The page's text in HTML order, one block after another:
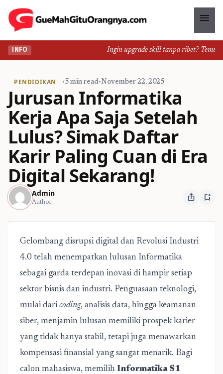
menu
INFO Ingin upgrade skill tanpa ribet?
PENDIDIKAN •5 min read•November 22, 2025
Jurusan Informatika
Kerja Apa Saja Setelah
Lulus? Simak Daftar
Karir Paling Cuan di Era
Digital Sekarang!
Admin
Author ios_share bookmark_add
Gelombang disrupsi digital dan Revolusi Industri
4.0 telah menempatkan lulusan Informatika
sebagai garda terdepan inovasi di hampir setiap
sektor bisnis dan industri. Penguasaan teknologi,
mulai dari coding, analisis data, hingga keamanan
siber, menjamin lulusan memiliki prospek karier
yang tidak hanya stabil, tetapi juga menawarkan
kompensasi finansial yang sangat menarik. Bagi
calon mahasiswa, memilih Informatika S1